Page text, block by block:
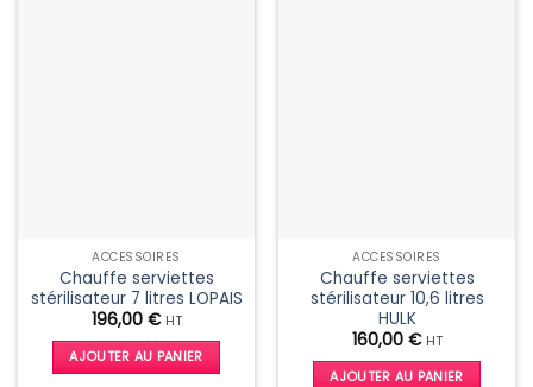
ACCESSOIRES
Chauffe serviettes
stérilisateur 7 litres LOPAIS
196,00 € HT
AJOUTER AU PANIER
ACCESSOIRES
Chauffe serviettes
stérilisateur 10,6 litres
HULK
160,00 € HT
AJOUTER AU PANIER